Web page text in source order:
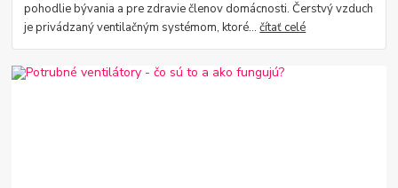
pohodlie bývania a pre zdravie členov domácnosti. Čerstvý vzduch
je privádzaný ventilačným systémom, ktoré...čítať celé